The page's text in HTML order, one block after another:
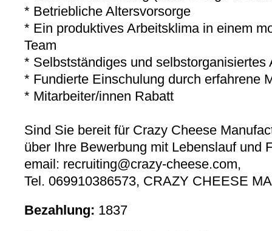
* Betriebliche Altersvorsorge
* Ein produktives Arbeitsklima in einem
Team
* Selbstständiges und selbstorganisiertes
* Fundierte Einschulung durch erfahrene
* Mitarbeiter/innen Rabatt
Sind Sie bereit für Crazy Cheese
über Ihre Bewerbung mit Lebenslauf und
email: recruiting@crazy-cheese.com,
Tel. 069910386573, CRAZY CHEESE
Bezahlung: 1837